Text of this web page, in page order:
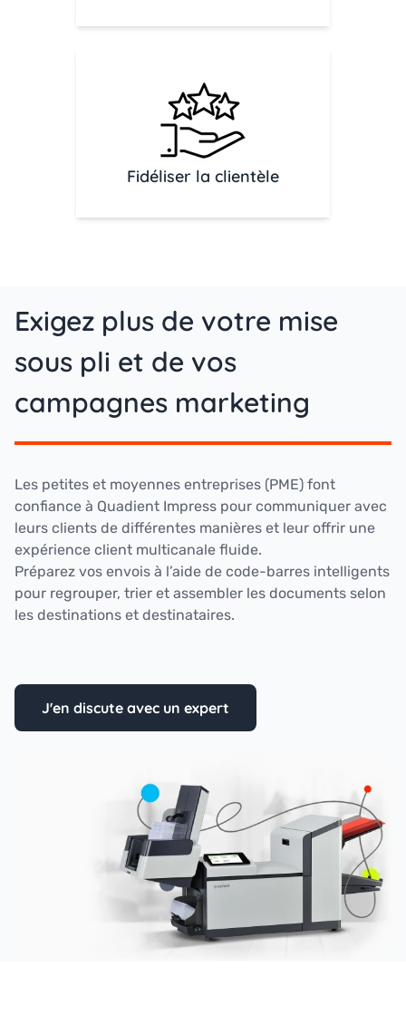
Fidéliser la clientèle
Exigez plus de votre mise
sous pli et de vos
campagnes marketing
Les petites et moyennes entreprises (PME) font
confiance à Quadient Impress pour communiquer avec
leurs clients de différentes manières et leur offrir une
expérience client multicanale fluide.
Préparez vos envois à l’aide de code-barres intelligents
pour regrouper, trier et assembler les documents selon
les destinations et destinataires.
J'en discute avec un expert